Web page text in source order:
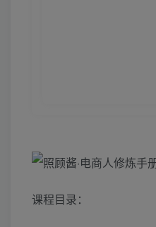
课程目录：